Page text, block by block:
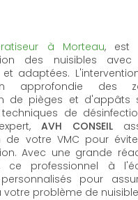
à Morteau, est
des nuisibles
et adaptées.
approfondie des
de pièges et d'appâts
de
AVH CONSEIL
de votre VMC pour
Avec une grande
ce professionnel à
pour
votre problème de